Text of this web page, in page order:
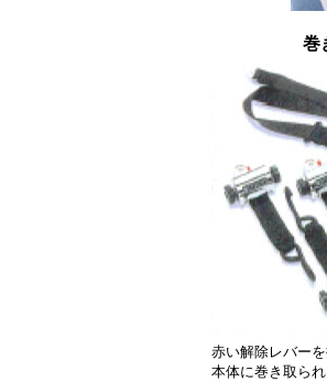
巻
赤い解除レバー
本体に巻き取ら